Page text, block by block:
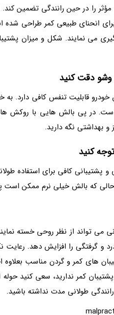
را در حین رانندگی تضمین
انحنای طبیعی کمر طراحی شده
می نمایند. شکل و میزان
وشو دقت کنید
قابلیت تنفس کافی دارد. به
است. در پی بالش هایی با
و بهداشتی نگه دارید.
کنید
و پشتیبانی کافی برای استفاده
که بالش خیلی نرم ممکن است
می تواند از نظر روحی خسته
و گرفتگی را افزایش دهد.
های کمر و گردن مناسب
کمر ندارید، سعی کنید
طولانی مدت نداشته باشید.